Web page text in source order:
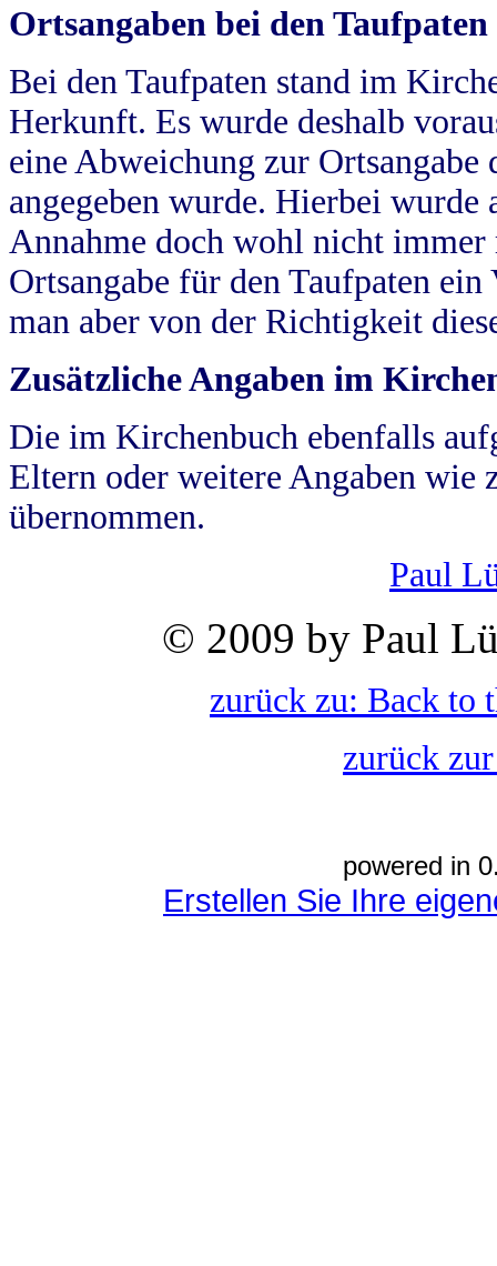
Ortsangaben bei den Taufpaten
Bei den Taufpaten stand im
Herkunft. Es wurde deshalb
eine Abweichung zur
angegeben wurde. Hierbei wurde
Annahme doch wohl nicht
Ortsangabe für den Taufpaten
man aber von der Richtigkeit
Zusätzliche Angaben im
Die im Kirchenbuch ebenfalls
Eltern oder weitere Angaben wie
übernommen.
Paul
© 2009 by Paul
zurück zu: Back to
zurück
powered in
Erstellen Sie Ihre